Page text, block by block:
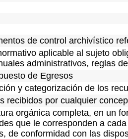
de control archivístico
aplicable al sujeto
administrativos, reglas
de Egresos
y categorización de los
recibidos por cualquier
orgánica completa, en un
que le corresponden a
de conformidad con las